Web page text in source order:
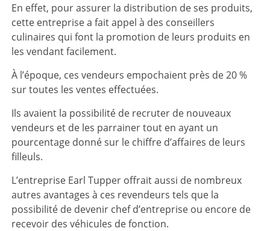
En effet, pour assurer la distribution de ses produits,
cette entreprise a fait appel à des conseillers
culinaires qui font la promotion de leurs produits en
les vendant facilement.
À l’époque, ces vendeurs empochaient près de 20 %
sur toutes les ventes effectuées.
Ils avaient la possibilité de recruter de nouveaux
vendeurs et de les parrainer tout en ayant un
pourcentage donné sur le chiffre d’affaires de leurs
filleuls.
L’entreprise Earl Tupper offrait aussi de nombreux
autres avantages à ces revendeurs tels que la
possibilité de devenir chef d’entreprise ou encore de
recevoir des véhicules de fonction.